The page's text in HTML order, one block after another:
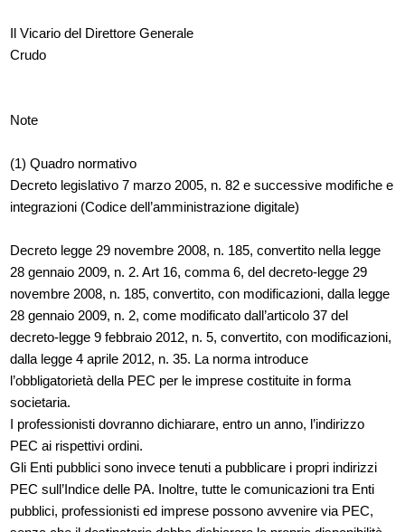
Il Vicario del Direttore Generale
Crudo
Note
(1) Quadro normativo
Decreto legislativo 7 marzo 2005, n. 82 e successive modifiche e
integrazioni (Codice dell’amministrazione digitale)
Decreto legge 29 novembre 2008, n. 185, convertito nella legge
28 gennaio 2009, n. 2. Art 16, comma 6, del decreto-legge 29
novembre 2008, n. 185, convertito, con modificazioni, dalla legge
28 gennaio 2009, n. 2, come modificato dall’articolo 37 del
decreto-legge 9 febbraio 2012, n. 5, convertito, con modificazioni,
dalla legge 4 aprile 2012, n. 35. La norma introduce
l’obbligatorietà della PEC per le imprese costituite in forma
societaria.
I professionisti dovranno dichiarare, entro un anno, l’indirizzo
PEC ai rispettivi ordini.
Gli Enti pubblici sono invece tenuti a pubblicare i propri indirizzi
PEC sull’Indice delle PA. Inoltre, tutte le comunicazioni tra Enti
pubblici, professionisti ed imprese possono avvenire via PEC,